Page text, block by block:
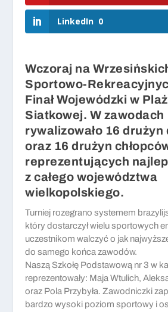
LinkedIn 0
Wczoraj na
Sportowo-
Finał Wojewódzki w
Siatkowej. W zawodach
rywalizowało 16 drużyn
oraz 16 drużyn
reprezentujących
z całego województwa
wielkopolskiego.
Turniej rozegrano systemem
który dostarczył wielu sportowych
uczestnikom walczyć o jak
do samego końca zawodów.
Naszą Szkołę Podstawową nr 3 w
reprezentowały: Maja Wtulich,
oraz Pola Przybyła. Zawodniczki
bardzo wysoki poziom sportowy i